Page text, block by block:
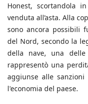
Honest, scortandola
venduta all’asta. Alla
sono ancora possibili
del Nord, secondo la
della nave, una
rappresentò una
aggiunse alle
l'economia del paese.